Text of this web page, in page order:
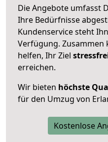
Die Angebote umfasst
Ihre Bedürfnisse
Kundenservice steht
Verfügung. Zusammen
helfen, Ihr Ziel
erreichen.
Wir bieten höchste
für den Umzug von
Kostenlose